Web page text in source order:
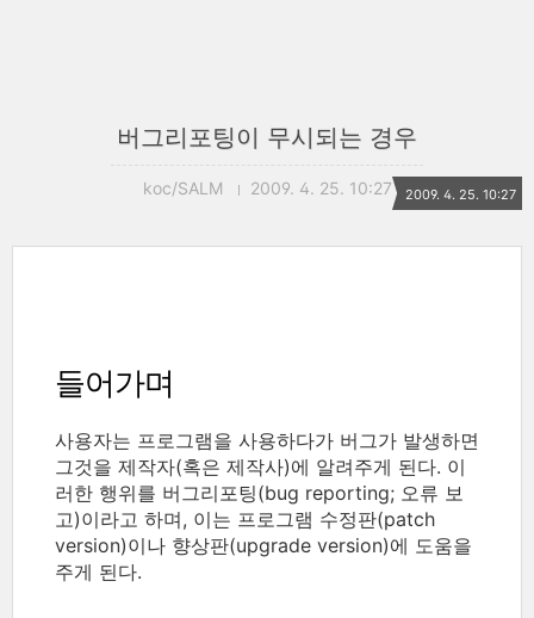
버그리포팅이 무시되는 경우
koc/SALM 2009. 4. 25. 10:27 2009. 4. 25. 10:27
들어가며
사용자는 프로그램을 사용하다가 버그가 발생하면
그것을 제작자(혹은 제작사)에 알려주게 된다. 이
러한 행위를 버그리포팅(bug reporting; 오류 보
고)이라고 하며, 이는 프로그램 수정판(patch
version)이나 향상판(upgrade version)에 도움을
주게 된다.